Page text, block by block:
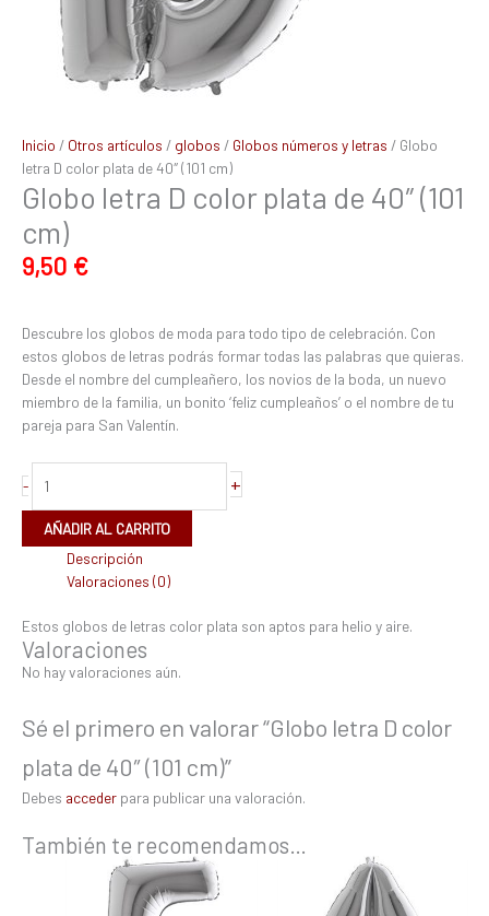
Inicio / Otros artículos / globos / Globos números y letras / Globo
letra D color plata de 40″ (101 cm)
Globo letra D color plata de 40″ (101
cm)
9,50 €
Descubre los globos de moda para todo tipo de celebración. Con
estos globos de letras podrás formar todas las palabras que quieras.
Desde el nombre del cumpleañero, los novios de la boda, un nuevo
miembro de la familia, un bonito ‘feliz cumpleaños’ o el nombre de tu
pareja para San Valentín.
- +
AÑADIR AL CARRITO
Descripción
Valoraciones (0)
Estos globos de letras color plata son aptos para helio y aire.
Valoraciones
No hay valoraciones aún.
Sé el primero en valorar “Globo letra D color
plata de 40″ (101 cm)”
Debes acceder para publicar una valoración.
También te recomendamos…